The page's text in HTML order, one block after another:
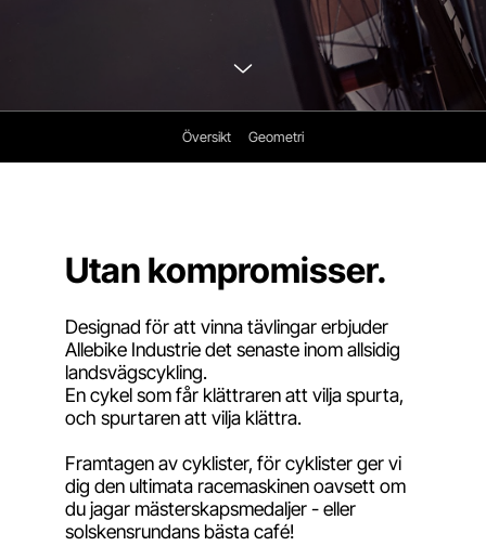
Översikt Geometri
Utan kompromisser.
Designad för att vinna tävlingar erbjuder
Allebike Industrie det senaste inom allsidig
landsvägscykling.
En cykel som får klättraren att vilja spurta,
och spurtaren att vilja klättra.
Framtagen av cyklister, för cyklister ger vi
dig den ultimata racemaskinen oavsett om
du jagar mästerskapsmedaljer - eller
solskensrundans bästa café!